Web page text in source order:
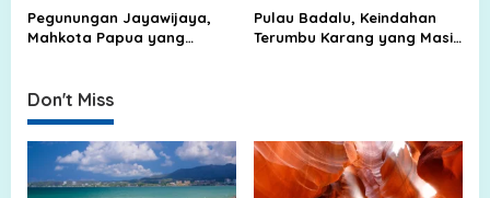
o
Keluarga
Hutan
Pegunungan Jayawijaya,
Mahkota Papua yang
Pulau Badalu, Keindahan
Terumbu Karang yang Masih
Don't Miss